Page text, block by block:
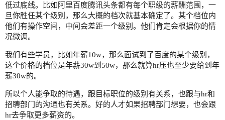
低过底线。比如阿里百度腾讯头条都有每个职级的薪酬范围，一
旦你胜任某个级别，那么大概的档次就基本确定了。某个档位内
他们有操作空间，中间会差距一个级别。他们肯定会根据你的情
况微调。
我们有些学员，比如年薪10w，那么面试到了百度的某个级别，
这个价格的档位是年薪30w到50w，那么就算hr压也至少要给到年
薪30w的。
所以个人能争取的待遇，跟目标职位的级别有关系，也跟与hr和
招聘部门的沟通也有关系。好的人才如果招聘部门想要，也会跟
hr去争取更多薪资的。